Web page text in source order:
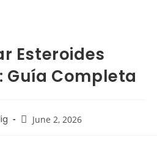
Esteroides
Guía Completa
June 2, 2026